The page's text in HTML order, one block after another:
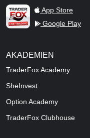
TraderFox Live Trading
App Store
Google Play
AKADEMIEN
TraderFox Academy
SheInvest
Option Academy
TraderFox Clubhouse